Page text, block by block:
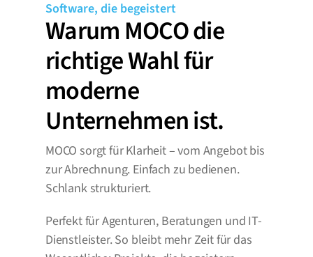
Software, die begeistert
Warum MOCO die
richtige Wahl für
moderne
Unternehmen ist.
MOCO sorgt für Klarheit – vom Angebot bis
zur Abrechnung. Einfach zu bedienen.
Schlank strukturiert.
Perfekt für Agenturen, Beratungen und IT-
Dienstleister. So bleibt mehr Zeit für das